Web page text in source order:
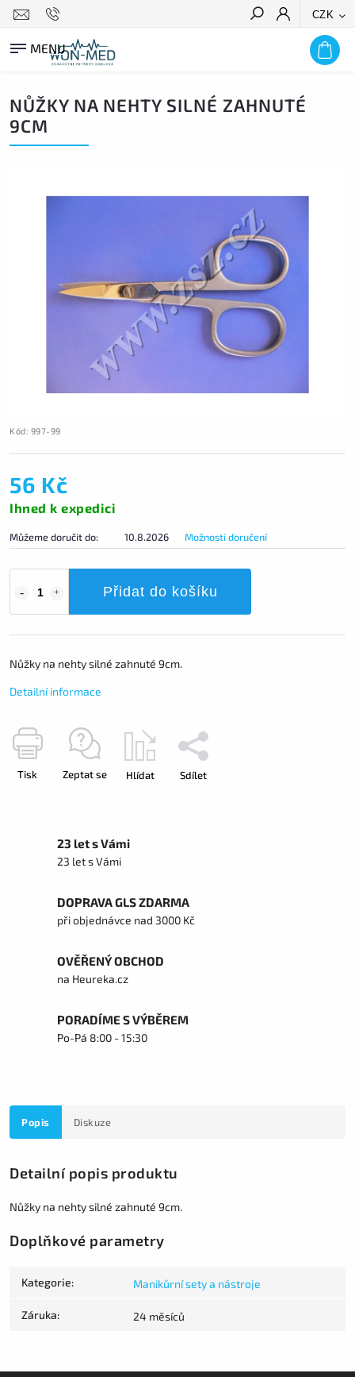
CZK
HLEDAT
NŮŽKY NA NEHTY SILNÉ ZAHNUTÉ
9CM
Kód: 997-99
56 Kč
Ihned k expedici
Můžeme doručit do: 10.8.2026 Možnosti doručení
Přidat do košíku
Nůžky na nehty silné zahnuté 9cm.
Detailní informace
Tisk Zeptat se Hlídat Sdílet
23 let s Vámi
23 let s Vámi
DOPRAVA GLS ZDARMA
při objednávce nad 3000 Kč
OVĚŘENÝ OBCHOD
na Heureka.cz
PORADÍME S VÝBĚREM
Po-Pá 8:00 - 15:30
Popis Diskuze
Detailní popis produktu
Nůžky na nehty silné zahnuté 9cm.
Doplňkové parametry
Kategorie: Manikůrní sety a nástroje
Záruka: 24 měsíců